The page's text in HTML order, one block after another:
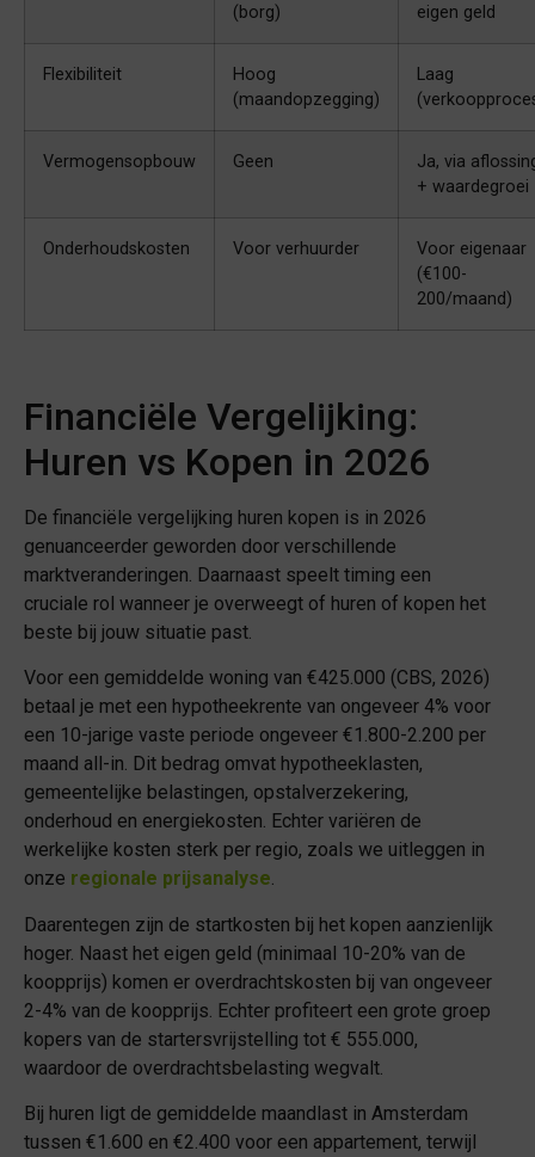
(borg)
eigen geld
Flexibiliteit
Hoog
(maandopzegging)
Laag
Vermogensopbouw Geen
Ja, via
+ waardegroei
Onderhoudskosten Voor verhuurder
Voor eigenaar
(€100-
200/maand)
Financiële Vergelijking:
Huren vs Kopen in 2026
De financiële vergelijking huren kopen is in 2026
genuanceerder geworden door verschillende
marktveranderingen. Daarnaast speelt timing een
cruciale rol wanneer je overweegt of huren of kopen het
beste bij jouw situatie past.
Voor een gemiddelde woning van €425.000 (CBS, 2026)
betaal je met een hypotheekrente van ongeveer 4% voor
een 10-jarige vaste periode ongeveer €1.800-2.200 per
maand all-in. Dit bedrag omvat hypotheeklasten,
gemeentelijke belastingen, opstalverzekering,
onderhoud en energiekosten. Echter variëren de
werkelijke kosten sterk per regio, zoals we uitleggen in
onze regionale prijsanalyse.
Daarentegen zijn de startkosten bij het kopen aanzienlijk
hoger. Naast het eigen geld (minimaal 10-20% van de
koopprijs) komen er overdrachtskosten bij van ongeveer
2-4% van de koopprijs. Echter profiteert een grote groep
kopers van de startersvrijstelling tot € 555.000,
waardoor de overdrachtsbelasting wegvalt.
Bij huren ligt de gemiddelde maandlast in Amsterdam
tussen €1.600 en €2.400 voor een appartement, terwijl